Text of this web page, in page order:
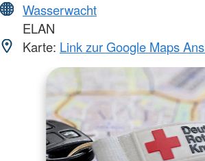
Wasserwacht
ELAN
Karte: Link zur Google Maps